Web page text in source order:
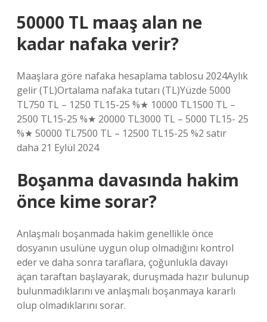
50000 TL maaş alan ne
kadar nafaka verir?
Maaşlara göre nafaka hesaplama tablosu 2024Aylık
gelir (TL)Ortalama nafaka tutarı (TL)Yüzde 5000
TL750 TL – 1250 TL15-25 %★ 10000 TL1500 TL –
2500 TL15-25 %★ 20000 TL3000 TL – 5000 TL15- 25
%★ 50000 TL7500 TL – 12500 TL15-25 %2 satır
daha 21 Eylül 2024
Boşanma davasında hakim
önce kime sorar?
Anlaşmalı boşanmada hakim genellikle önce
dosyanın usulüne uygun olup olmadığını kontrol
eder ve daha sonra taraflara, çoğunlukla davayı
açan taraftan başlayarak, duruşmada hazır bulunup
bulunmadıklarını ve anlaşmalı boşanmaya kararlı
olup olmadıklarını sorar.